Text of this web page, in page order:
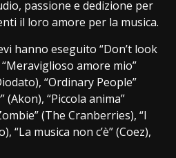
passione e dedizione per
il loro amore per la musica.
hanno eseguito “Don’t look
amore mio”
“Ordinary People”
(Akon), “Piccola anima”
(The Cranberries), “I
“La musica non c’è” (Coez),